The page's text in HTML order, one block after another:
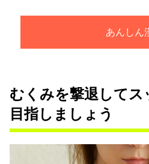
あんしん
むくみを撃退して
目指しましょう